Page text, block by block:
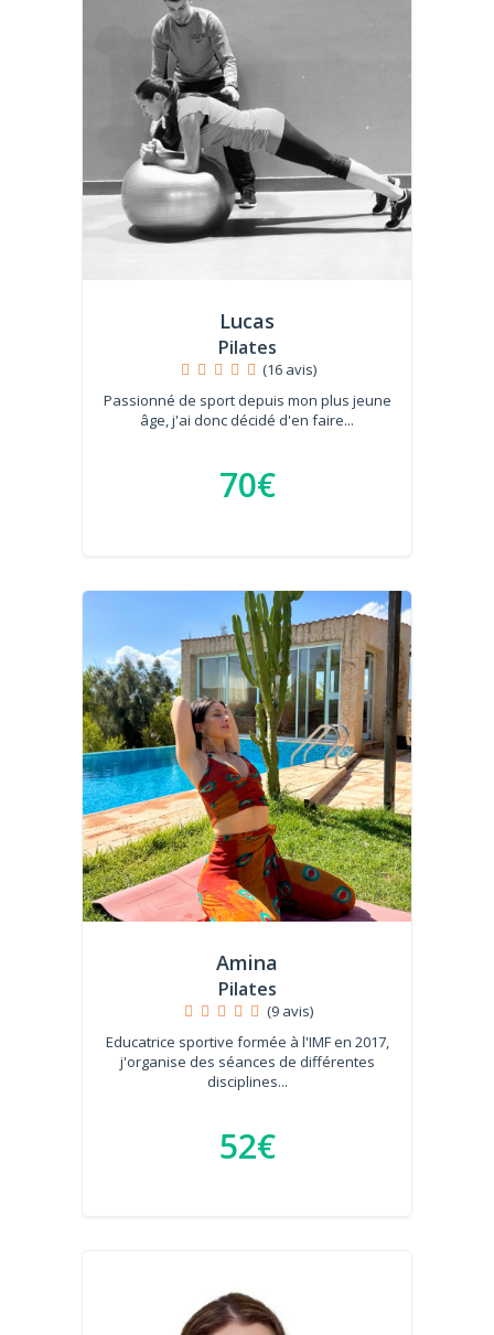
Lucas
Pilates
(16 avis)
Passionné de sport depuis mon plus jeune
âge, j'ai donc décidé d'en faire...
70€
Amina
Pilates
(9 avis)
Educatrice sportive formée à l'IMF en 2017,
j'organise des séances de différentes
disciplines...
52€